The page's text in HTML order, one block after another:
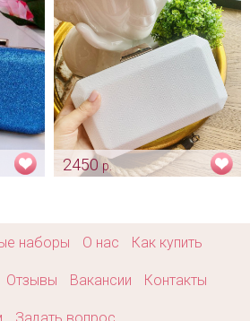
2450р.
наборы О нас Как купить
Отзывы Вакансии Контакты
Задать вопрос